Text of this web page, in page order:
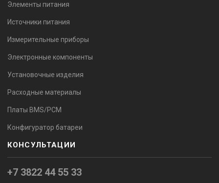
Элементы питания
Источники питания
Измерительные приборы
Электронные компоненты
Установочные изделия
Расходные материалы
Платы BMS/PCM
Конфигуратор батареи
КОНСУЛЬТАЦИИ
+7 3822 44 55 33